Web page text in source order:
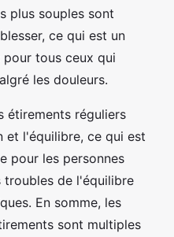
plus souples sont
ce qui est un
tous ceux qui
les douleurs.
étirements réguliers
et l'équilibre, ce qui est
pour les personnes
troubles de l'équilibre
En somme, les
sont multiples